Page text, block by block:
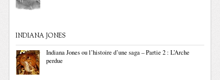
INDIANA JONES
Indiana Jones ou l’histoire d’une saga – Partie 2 : L’Arche
perdue